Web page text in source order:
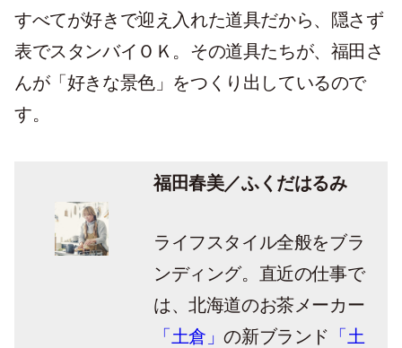
すべてが好きで迎え入れた道具だから、隠さず
表でスタンバイＯＫ。その道具たちが、福田さ
んが「好きな景色」をつくり出しているので
す。
福田春美／ふくだはるみ
ライフスタイル全般をブラ
ンディング。直近の仕事で
は、北海道のお茶メーカー
「土倉」の新ブランド 「土